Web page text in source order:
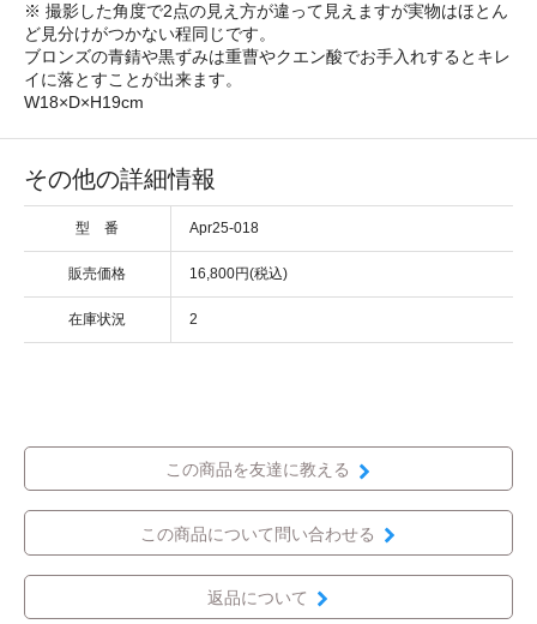
※ 撮影した角度で2点の見え方が違って見えますが実物はほとん
ど見分けがつかない程同じです。
ブロンズの青錆や黒ずみは重曹やクエン酸でお手入れするとキレ
イに落とすことが出来ます。
W18×D×H19cm
その他の詳細情報
型 番 Apr25-018
販売価格 16,800円(税込)
在庫状況 2
この商品を友達に教える
この商品について問い合わせる
返品について